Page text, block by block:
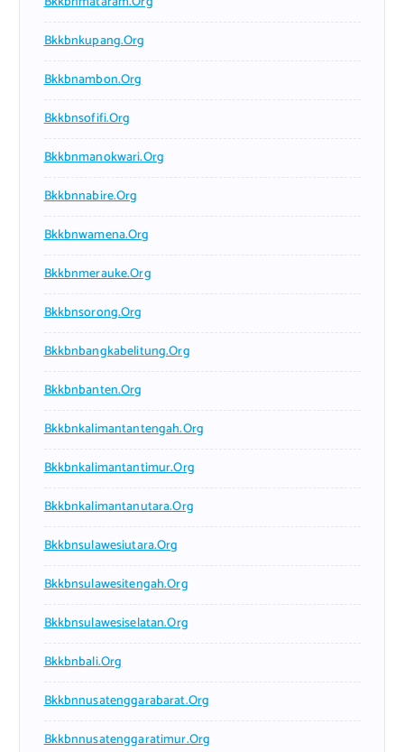
Bkkbnkupang.org
Bkkbnambon.org
Bkkbnsofifi.org
Bkkbnmanokwari.org
Bkkbnnabire.org
Bkkbnwamena.org
Bkkbnmerauke.org
Bkkbnsorong.org
Bkkbnbangkabelitung.org
Bkkbnbanten.org
Bkkbnkalimantantengah.org
Bkkbnkalimantantimur.org
Bkkbnkalimantanutara.org
Bkkbnsulawesiutara.org
Bkkbnsulawesitengah.org
Bkkbnsulawesiselatan.org
Bkkbnbali.org
Bkkbnnusatenggarabarat.org
Bkkbnnusatenggaratimur.org